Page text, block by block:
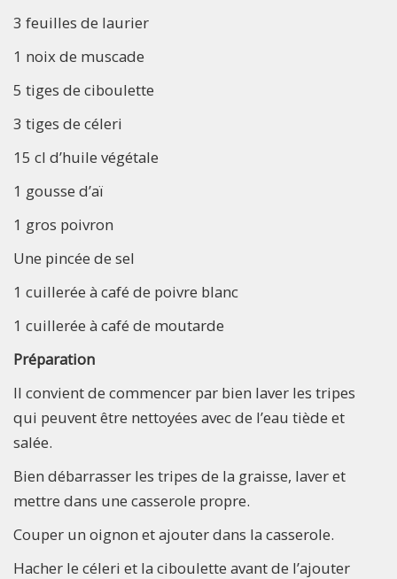
3 feuilles de laurier
1 noix de muscade
5 tiges de ciboulette
3 tiges de céleri
15 cl d’huile végétale
1 gousse d’aï
1 gros poivron
Une pincée de sel
1 cuillerée à café de poivre blanc
1 cuillerée à café de moutarde
Préparation
Il convient de commencer par bien laver les tripes
qui peuvent être nettoyées avec de l’eau tiède et
salée.
Bien débarrasser les tripes de la graisse, laver et
mettre dans une casserole propre.
Couper un oignon et ajouter dans la casserole.
Hacher le céleri et la ciboulette avant de l’ajouter